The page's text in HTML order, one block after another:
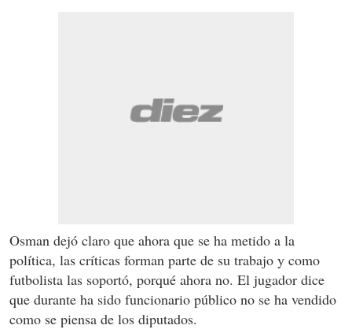
Osman dejó claro que ahora que se ha metido a la
política, las críticas forman parte de su trabajo y como
futbolista las soportó, porqué ahora no. El jugador dice
que durante ha sido funcionario público no se ha vendido
como se piensa de los diputados.